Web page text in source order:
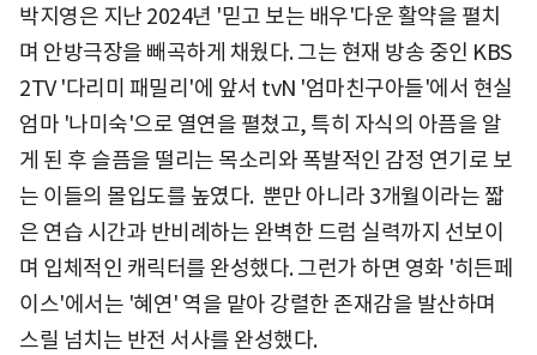
박지영은 지난 2024년 '믿고 보는 배우'다운 활약을 펼치
며 안방극장을 빼곡하게 채웠다. 그는 현재 방송 중인 KBS
2TV '다리미 패밀리'에 앞서 tvN '엄마친구아들'에서 현실
엄마 '나미숙'으로 열연을 펼쳤고, 특히 자식의 아픔을 알
게 된 후 슬픔을 떨리는 목소리와 폭발적인 감정 연기로 보
는 이들의 몰입도를 높였다. 뿐만 아니라 3개월이라는 짧
은 연습 시간과 반비례하는 완벽한 드럼 실력까지 선보이
며 입체적인 캐릭터를 완성했다. 그런가 하면 영화 '히든페
이스'에서는 '혜연' 역을 맡아 강렬한 존재감을 발산하며
스릴 넘치는 반전 서사를 완성했다.